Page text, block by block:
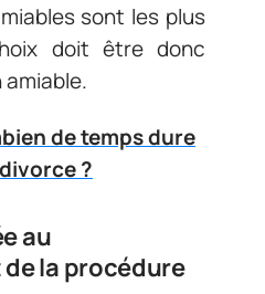
sont les plus
doit être donc
de temps dure
?
au
la procédure